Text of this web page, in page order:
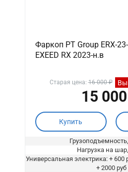
Фаркоп PT Group ERX-
EXEED RX 2023-н.в
Старая цена:16 000 ₽
15
Купить
Нагрузка на
Универсальная электрика: + 600
+ 2000 руб